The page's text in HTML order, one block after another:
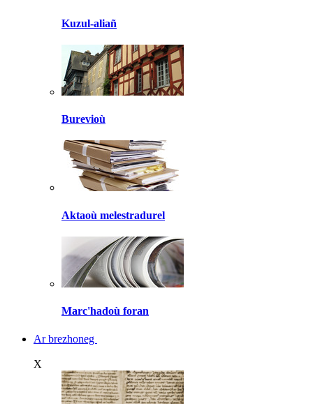
Kuzul-aliañ
Burevioù
Aktaoù melestradurel
Marc'hadoù foran
Ar brezhoneg
X